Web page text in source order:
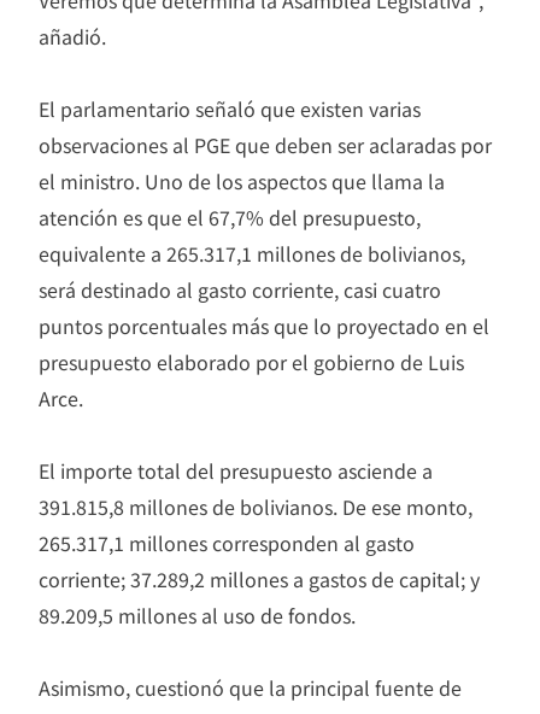
añadió.
El parlamentario señaló que existen varias
observaciones al PGE que deben ser aclaradas por
el ministro. Uno de los aspectos que llama la
atención es que el 67,7% del presupuesto,
equivalente a 265.317,1 millones de bolivianos,
será destinado al gasto corriente, casi cuatro
puntos porcentuales más que lo proyectado en el
presupuesto elaborado por el gobierno de Luis
Arce.
El importe total del presupuesto asciende a
391.815,8 millones de bolivianos. De ese monto,
265.317,1 millones corresponden al gasto
corriente; 37.289,2 millones a gastos de capital; y
89.209,5 millones al uso de fondos.
Asimismo, cuestionó que la principal fuente de